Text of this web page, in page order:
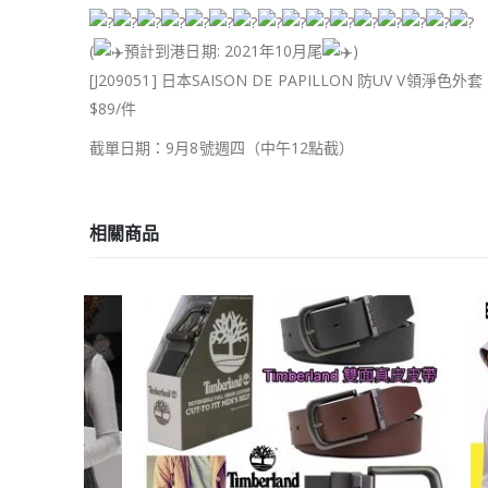
( 預計到港日期: 2021年10月尾
)
[J209051] 日本SAISON DE PAPILLON 防UV V領淨色外套
$89/件
截單日期：9月8號週四（中午12點截）
相關商品